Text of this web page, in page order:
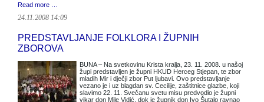
Read more …
24.11.2008 14:09
PREDSTAVLJANJE FOLKLORA I ŽUPNIH
ZBOROVA
BUNA – Na svetkovinu Krista kralja, 23. 11. 2008. u našoj
župi predstavljen je župni HKUD Herceg Stjepan, te zbor
mladih Mir i dječji zbor Put ljubavi. Ovo predstavljanje
vezano je i uz blagdan sv. Cecilije, zaštitnice glazbe, koji
slavimo 22. 11. Svečanu svetu misu predvodio je župni
vikar don Mile Vidić, dok je župnik don Ivo Šutalo ravnao